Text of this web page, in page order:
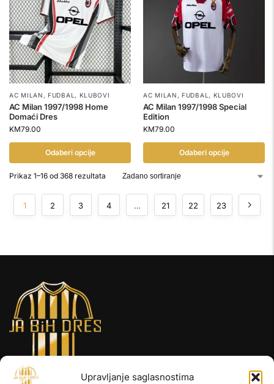
Upravljanje saglasnostima
AC MILAN ,FUDBAL , KLUBOVI
AC Milan 1997/1998 Home
Domaći Dres
KM79.00
Odaberi opcije
AC MILAN ,FUDBAL , KLUBOVI
AC Milan 1997/1998 Special
Edition
KM79.00
Odaberi opcije
Prikaz 1–16 od 368 rezultata
1 2 3 4 … 21 22 23